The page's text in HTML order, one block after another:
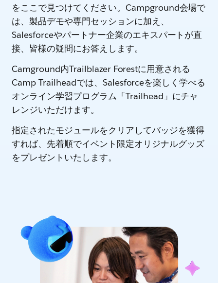
をここで見つけてください。Campground会場で
は、製品デモや専門セッションに加え、
Salesforceやパートナー企業のエキスパートが直
接、皆様の疑問にお答えします。
Camground内Trailblazer Forestに用意される
Camp Trailheadでは、Salesforceを楽しく学べる
オンライン学習プログラム「Trailhead」にチャ
レンジいただけます。
指定されたモジュールをクリアしてバッジを獲得
すれば、先着順でイベント限定オリジナルグッズ
をプレゼントいたします。